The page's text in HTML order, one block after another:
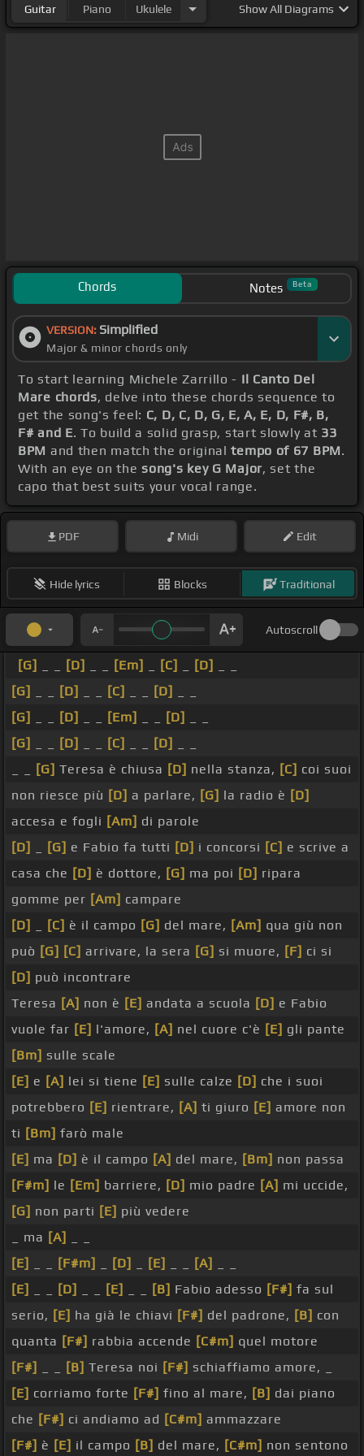
Guitar Piano Ukulele ShowAll Diagrams
Chords Notes Beta
VERSION: Simplified
Major & minor chords only
To start learning Michele Zarrillo - Il Canto Del
Mare chords, delve into these chords sequence to
get the song's feel: C, D, C, D, G, E, A, E, D, F#, B,
F# and E. To build a solid grasp, start slowly at 33
BPM and then match the originaltempo of 67 BPM.
With an eye on thesong's key G Major, set the
capo that best suits your vocal range.
PDF Midi Edit
Hide lyrics Blocks Traditional
Autoscroll
[G] [D] [Em] [C] [D]
[G]
[D] [C] [D]
[G]
[D] [Em] [D]
[G]
[D] [C] [D]
[G] Teresa è chiusa [D] nella stanza, [C] coi suoi
non riesce più [D] a parlare, [G] la radio è [D]
accesa e fogli [Am] di parole
[D]
[G] e Fabio fa tutti [D] i concorsi [C] e scrive a
casa che [D] è dottore, [G] ma poi [D] ripara
gomme per [Am] campare
[D]
[C] è il campo [G] del mare, [Am] qua giù non
può [G] [C] arrivare, la sera [G] si muore, [F] ci si
[D] può incontrare
Teresa [A] non è [E] andata a scuola [D] e Fabio
vuole far [E] l'amore, [A] nel cuore c'è [E] gli pante
[Bm] sulle scale
[E] e [A] lei si tiene [E] sulle calze [D] che i suoi
potrebbero [E] rientrare, [A] ti giuro [E] amore non
ti [Bm] farò male
[E] ma [D] è il campo [A] del mare, [Bm] non passa
[F#m] le [Em] barriere, [D] mio padre [A] mi uccide,
[G] non parti [E] più vedere
_ ma [A]
[E]
[F#m] [D] [E] [A]
[E]
[D] [E] [B] Fabio adesso [F#] fa sul
serio, [E] ha già le chiavi [F#] del padrone, [B] con
quanta [F#] rabbia accende [C#m] quel motore
[F#]
[B] Teresa noi [F#] schiaffiamo amore, _
[E] corriamo forte [F#] fino al mare, [B] dai piano
che [F#] ci andiamo ad [C#m] ammazzare
[F#] è [E] il campo [B] del mare, [C#m] non sentono